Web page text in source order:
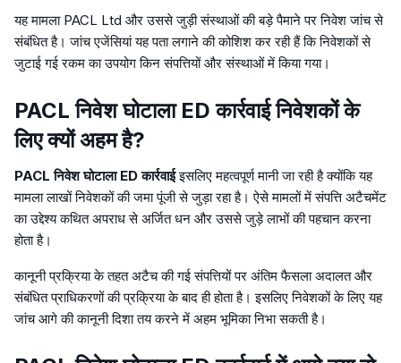
यह मामला PACL Ltd और उससे जुड़ी संस्थाओं की बड़े पैमाने पर निवेश जांच से
संबंधित है। जांच एजेंसियां यह पता लगाने की कोशिश कर रही हैं कि निवेशकों से
जुटाई गई रकम का उपयोग किन संपत्तियों और संस्थाओं में किया गया।
PACL निवेश घोटाला ED कार्रवाई निवेशकों के
लिए क्यों अहम है?
PACL निवेश घोटाला ED कार्रवाईइसलिए महत्वपूर्ण मानी जा रही है क्योंकि यह
मामला लाखों निवेशकों की जमा पूंजी से जुड़ा रहा है। ऐसे मामलों में संपत्ति अटैचमेंट
का उद्देश्य कथित अपराध से अर्जित धन और उससे जुड़े लाभों की पहचान करना
होता है।
कानूनी प्रक्रिया के तहत अटैच की गई संपत्तियों पर अंतिम फैसला अदालत और
संबंधित प्राधिकरणों की प्रक्रिया के बाद ही होता है। इसलिए निवेशकों के लिए यह
जांच आगे की कानूनी दिशा तय करने में अहम भूमिका निभा सकती है।